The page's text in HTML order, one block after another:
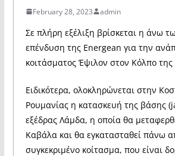
February 28, 2023 admin
Σε πλήρη εξέλιξη βρίσκεται η άνω
επένδυση της Energean για την
κοιτάσματος Έψιλον στον Κόλπο
Ειδικότερα, ολοκληρώνεται στην
Ρουμανίας η κατασκευή της βάσης
εξέδρας Λάμδα, η οποία θα
Καβάλα και θα εγκατασταθεί πάνω
συγκεκριμένο κοίτασμα, που είναι